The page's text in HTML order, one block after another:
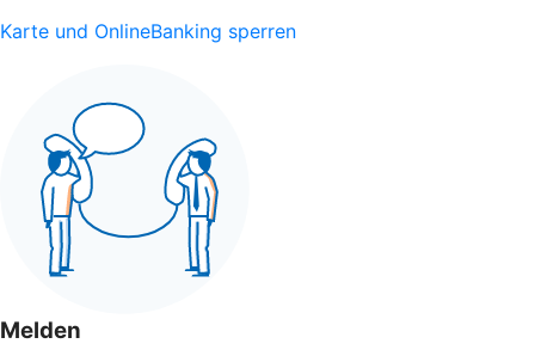
Karte und OnlineBanking sperren
Melden